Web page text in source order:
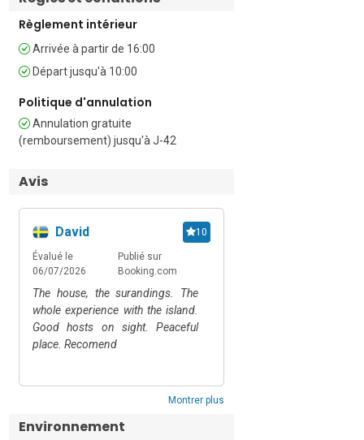
dispose de deux lits doubles.
Chambre 2 : Accessible depuis la
chambre 1, elle comprend également
deux lits doubles.
Une salle de bains moderne carrelée
avec douche, lavabo, WC, lave-linge et
sèche-linge
Équipements supplémentaires :
Terrasse privée • Coin repas et salon
extérieur • Animaux acceptés • Très
adapté aux enfants • Jardin commun •
Barbecue commun • Climatisation et
ventilateur • Sèche-cheveux • Activités
de plein air • Tennis de table •
Trampoline • Lave-linge • Sèche-linge •
Détecteur de fumée • Parking privé
pour 2 voitures (mais voiture non
véhicules électriques • Arrivée à partir
de 16h00, départ avant 10h00
Frais supplémentaires et informations :
Règlement intérieur
Arrivée à partir de 16:00
Départ jusqu'à 10:00
Politique d'annulation
Annulation gratuite
(remboursement) jusqu'à J-42
Avis
David 10
Évalué le
06/07/2026
Publié sur
Booking.com
The house, the surandings. The
whole experience with the island.
Good hosts on sight. Peaceful
place. Recomend
Montrer plus
Environnement